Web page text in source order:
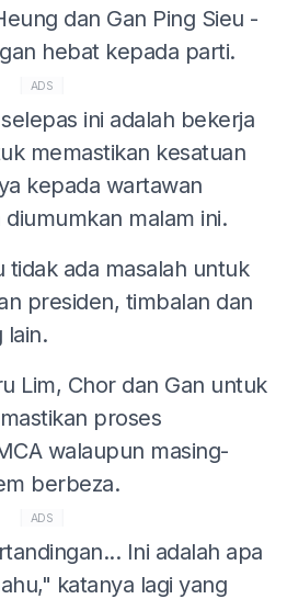
dan Gan Ping Sieu -
hebat kepada parti.
ADS
ini adalah bekerja
memastikan kesatuan
kepada wartawan
malam ini.
tidak ada masalah untuk
presiden, timbalan dan
lain.
Lim, Chor dan Gan untuk
proses
walaupun masing-
berbeza.
ADS
Ini adalah apa
katanya lagi yang